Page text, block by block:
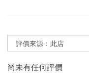
尚未有任何評價